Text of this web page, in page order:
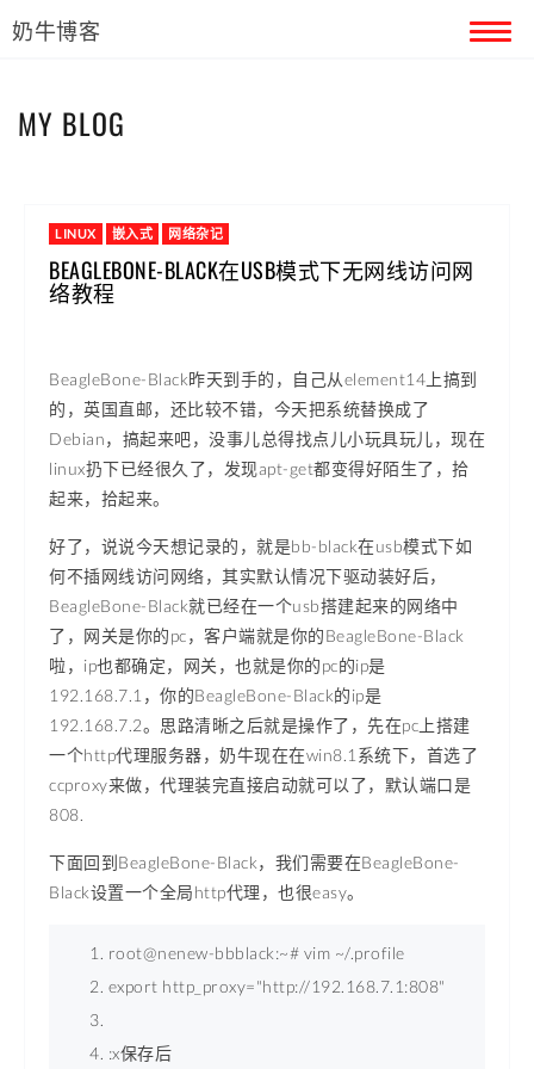
奶牛博客
MY BLOG
LINUX 嵌入式 网络杂记
BEAGLEBONE-BLACK在USB模式下无网线访问网
络教程
BeagleBone-Black昨天到手的，自己从element14上搞到
的，英国直邮，还比较不错，今天把系统替换成了
Debian，搞起来吧，没事儿总得找点儿小玩具玩儿，现在
linux扔下已经很久了，发现apt-get都变得好陌生了，拾
起来，拾起来。
好了，说说今天想记录的，就是bb-black在usb模式下如
何不插网线访问网络，其实默认情况下驱动装好后，
BeagleBone-Black就已经在一个usb搭建起来的网络中
了，网关是你的pc，客户端就是你的BeagleBone-Black
啦，ip也都确定，网关，也就是你的pc的ip是
192.168.7.1，你的BeagleBone-Black的ip是
192.168.7.2。思路清晰之后就是操作了，先在pc上搭建
一个http代理服务器，奶牛现在在win8.1系统下，首选了
ccproxy来做，代理装完直接启动就可以了，默认端口是
808.
下面回到BeagleBone-Black，我们需要在BeagleBone-
Black设置一个全局http代理，也很easy。
root@nenew-bbblack:~# vim ~/.profile
export http_proxy="http://192.168.7.1:808"
:x保存后